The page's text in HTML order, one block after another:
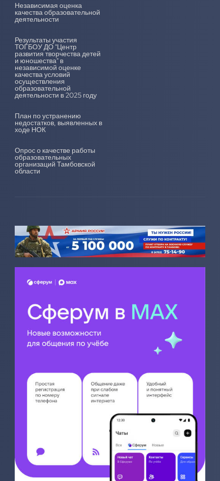
Независимая оценка
качества образовательной
деятельности
Результаты участия
ТОГБОУ ДО "Центр
развития творчества детей
и юношества" в
независимой оценке
качества условий
осуществления
образовательной
деятельности в 2025 году
План по устранению
недостатков, выявленных в
ходе НОК
Опрос о качестве работы
образовательных
организаций Тамбовской
области